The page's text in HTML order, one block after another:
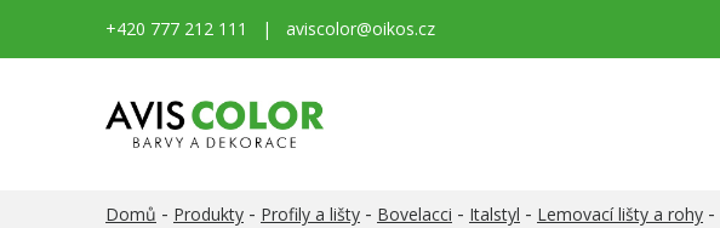
+420 777 212 111 | aviscolor@oikos.cz
Domů - Produkty - Profily a lišty - Bovelacci - Italstyl - Lemovací lišty a rohy -